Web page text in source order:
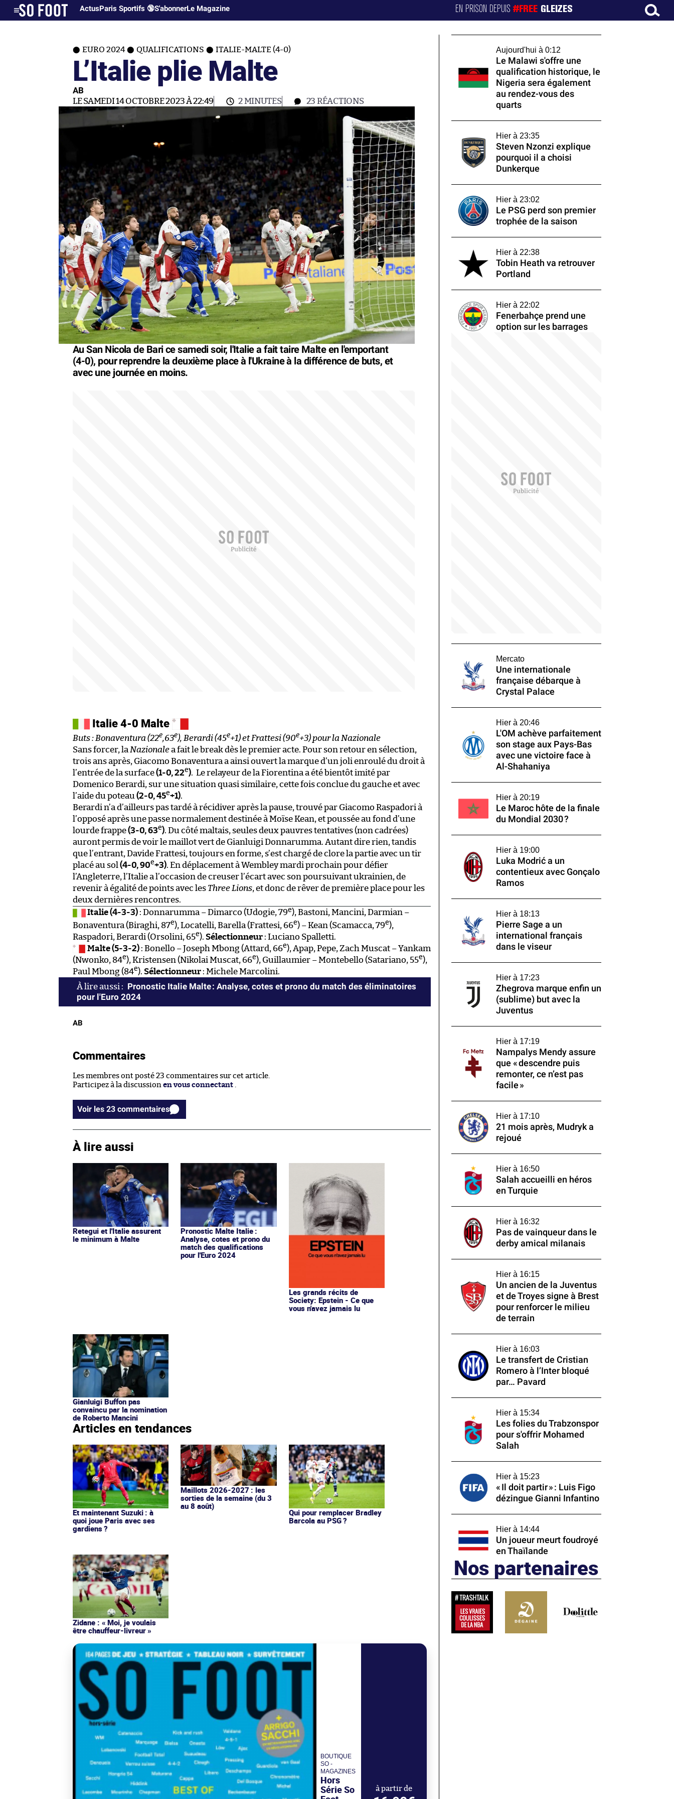
ActusParis Sportifs 🔞S'abonnerLe Magazine EN PRISON DEPUIS#FREE GLEIZES
EURO 2024 QUALIFICATIONS ITALIE-MALTE (4-0)
L’Italie plie Malte
AB
LE SAMEDI 14 OCTOBRE 2023 À 22:49 2 MINUTES 23 RÉACTIONS
Au San Nicola de Bari ce samedi soir, l'Italie a fait taire Malte en l'emportant
(4-0), pour reprendre la deuxième place à l'Ukraine à la différence de buts, et
avec une journée en moins.
Italie 4-0 Malte
Buts : Bonaventura (22e,63e), Berardi (45e+1) et Frattesi (90e+3) pour la Nazionale
Sans forcer, la Nazionalea fait le break dès le premier acte. Pour son retour en sélection,
trois ans après, Giacomo Bonaventura a ainsi ouvert la marque d’un joli enroulé du droit à
l’entrée de la surface(1-0, 22e). Le relayeur de la Fiorentina a été bientôt imité par
Domenico Berardi, sur une situation quasi similaire, cette fois conclue du gauche et avec
l’aide du poteau (2-0, 45e+1).
Berardi n’a d’ailleurs pas tardé à récidiver après la pause, trouvé par Giacomo Raspadori à
l’opposé après une passe normalement destinée à Moïse Kean, et poussée au fond d’une
lourde frappe(3-0, 63e). Du côté maltais, seules deux pauvres tentatives (non cadrées)
auront permis de voir le maillot vert de Gianluigi Donnarumma. Autant dire rien, tandis
que l’entrant, Davide Frattesi, toujours en forme, s’est chargé de clore la partie avec un tir
placé au sol (4-0, 90e+3). En déplacement à Wembley mardi prochain pour défier
l’Angleterre, l’Italie a l’occasion de creuser l’écart avec son poursuivant ukrainien, de
revenir à égalité de points avec les Three Lions, et donc de rêver de première place pour les
deux dernières rencontres.
Italie (4-3-3): Donnarumma – Dimarco (Udogie, 79e), Bastoni, Mancini, Darmian –
Bonaventura (Biraghi, 87e), Locatelli, Barella (Frattesi, 66e) – Kean (Scamacca, 79e),
Raspadori, Berardi (Orsolini, 65e). Sélectionneur : Luciano Spalletti.
Malte (5-3-2): Bonello – Joseph Mbong (Attard, 66e), Apap, Pepe, Zach Muscat – Yankam
(Nwonko, 84e), Kristensen (Nikolai Muscat, 66e), Guillaumier – Montebello (Satariano, 55e),
Paul Mbong (84e). Sélectionneur : Michele Marcolini.
Pronostic Italie Malte : Analyse, cotes et prono du match des éliminatoires
pour l'Euro 2024
AB
Commentaires
Les membres ont posté 23 commentaires sur cet article.
Participez à la discussion en vous connectant
Voir les 23 commentaires
À lire aussi
Retegui et l'Italie assurent
le minimum à Malte
Pronostic Malte Italie :
Analyse, cotes et prono du
match des qualifications
pour l'Euro 2024
Les grands récits de
Society: Epstein - Ce que
vous n'avez jamais lu
Gianluigi Buffon pas
convaincu par la nomination
de Roberto Mancini
Articles en tendances
Et maintenant Suzuki : à
quoi joue Paris avec ses
gardiens ?
Maillots 2026-2027 : les
sorties de la semaine (du 3
au 8 août)
Qui pour remplacer Bradley
Barcola au PSG ?
Zidane : « Moi, je voulais
être chauffeur-livreur »
BOUTIQUE
SO -
MAGAZINES
Hors
Série So
à partir de
Aujourd'hui à 0:12
Le Malawi s'offre une
qualification historique, le
Nigeria sera également
au rendez-vous des
quarts
Hier à 23:35
Steven Nzonzi explique
pourquoi il a choisi
Dunkerque
Hier à 23:02
Le PSG perd son premier
trophée de la saison
Hier à 22:38
Tobin Heath va retrouver
Portland
Hier à 22:02
Fenerbahçe prend une
option sur les barrages
Mercato
Une internationale
française débarque à
Crystal Palace
Hier à 20:46
L'OM achève parfaitement
son stage aux Pays-Bas
avec une victoire face à
Al-Shahaniya
Hier à 20:19
Le Maroc hôte de la finale
du Mondial 2030 ?
Hier à 19:00
Luka Modrić a un
contentieux avec Gonçalo
Ramos
Hier à 18:13
Pierre Sage a un
international français
dans le viseur
Hier à 17:23
Zhegrova marque enfin un
(sublime) but avec la
Juventus
Hier à 17:19
Nampalys Mendy assure
que « descendre puis
remonter, ce n’est pas
facile »
Hier à 17:10
21 mois après, Mudryk a
rejoué
Hier à 16:50
Salah accueilli en héros
en Turquie
Hier à 16:32
Pas de vainqueur dans le
derby amical milanais
Hier à 16:15
Un ancien de la Juventus
et de Troyes signe à Brest
pour renforcer le milieu
de terrain
Hier à 16:03
Le transfert de Cristian
Romero à l’Inter bloqué
par… Pavard
Hier à 15:34
Les folies du Trabzonspor
pour s'offrir Mohamed
Salah
Hier à 15:23
« Il doit partir » : Luis Figo
dézingue Gianni Infantino
Hier à 14:44
Un joueur meurt foudroyé
en Thaïlande
Nos partenaires